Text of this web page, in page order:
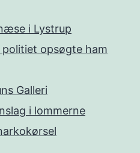
i Lystrup
opsøgte ham
Galleri
i lommerne